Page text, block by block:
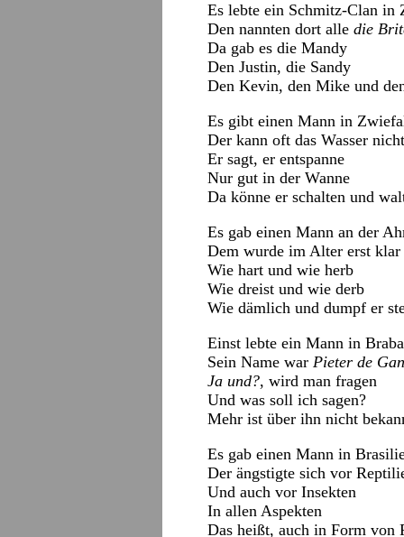
Es lebte ein Schmitz-Clan in
Den nannten dort alle die
Da gab es die Mandy
Den Justin, die Sandy
Den Kevin, den Mike und
Es gibt einen Mann in
Der kann oft das Wasser
Er sagt, er entspanne
Nur gut in der Wanne
Da könne er schalten und
Es gab einen Mann an der
Dem wurde im Alter erst klar
Wie hart und wie herb
Wie dreist und wie derb
Wie dämlich und dumpf er
Einst lebte ein Mann in
Sein Name war Pieter de
Ja und?, wird man fragen
Und was soll ich sagen?
Mehr ist über ihn nicht
Es gab einen Mann in
Der ängstigte sich vor
Und auch vor Insekten
In allen Aspekten
Das heißt, auch in Form von